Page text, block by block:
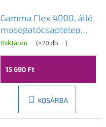
Gamma Flex 4000, álló
mosogatócsaptelep
flexibilis karral, 2
funkciós kifolyóval,
fekete-króm, GMA-
Raktáron (>20 db )
15 690 Ft
KOSÁRBA